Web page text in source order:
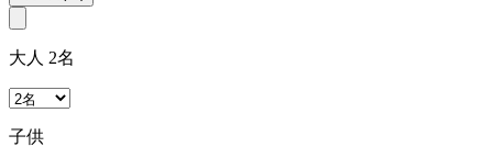
大人 2名
子供